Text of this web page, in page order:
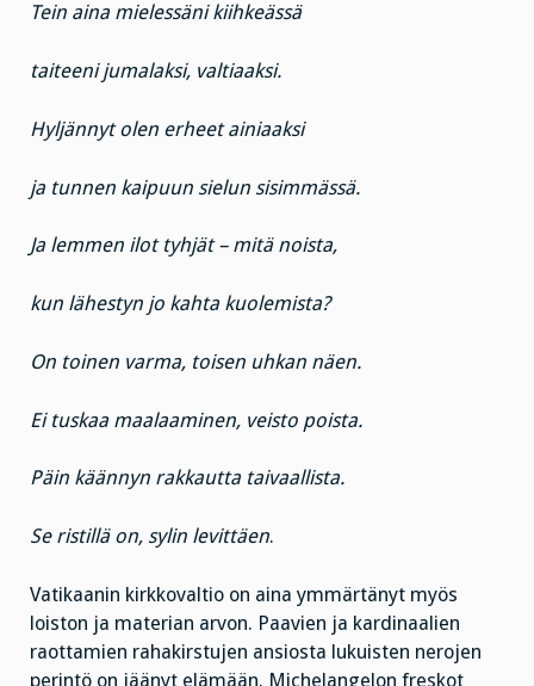
Tein aina mielessäni kiihkeässä
taiteeni jumalaksi, valtiaaksi.
Hyljännyt olen erheet ainiaaksi
ja tunnen kaipuun sielun sisimmässä.
Ja lemmen ilot tyhjät – mitä noista,
kun lähestyn jo kahta kuolemista?
On toinen varma, toisen uhkan näen.
Ei tuskaa maalaaminen, veisto poista.
Päin käännyn rakkautta taivaallista.
Se ristillä on, sylin levittäen.
Vatikaanin kirkkovaltio on aina ymmärtänyt myös
loiston ja materian arvon. Paavien ja kardinaalien
raottamien rahakirstujen ansiosta lukuisten nerojen
perintö on jäänyt elämään. Michelangelon freskot